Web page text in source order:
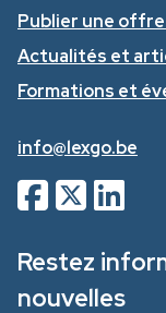
Publier une
Actualités et
Formations et
info@lexgo.be
Restez
nouvelles